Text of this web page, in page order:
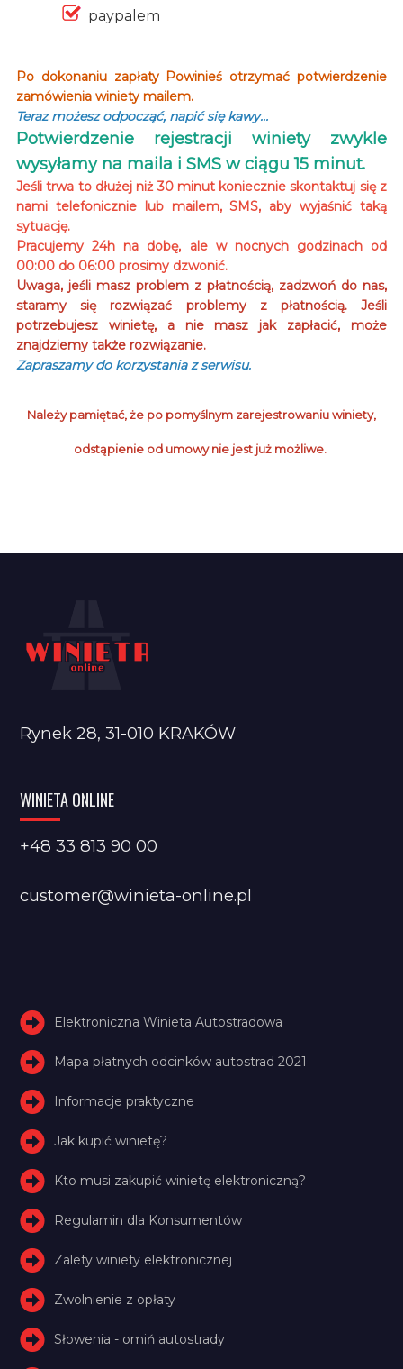
paypalem
Po dokonaniu zapłaty Powinieś otrzymać potwierdzenie
zamówienia winiety mailem.
Teraz możesz odpocząć, napić się kawy…
Potwierdzenie rejestracji winiety zwykle
wysyłamy na maila i SMS w ciągu 15 minut.
Jeśli trwa to dłużej niż 30 minut koniecznie skontaktuj się z
nami telefonicznie lub mailem, SMS, aby wyjaśnić taką
sytuację.
Pracujemy 24h na dobę, ale w nocnych godzinach od
00:00 do 06:00 prosimy dzwonić.
Uwaga, jeśli masz problem z płatnością, zadzwoń do nas,
staramy się rozwiązać problemy z płatnością. Jeśli
potrzebujesz winietę, a nie masz jak zapłacić, może
znajdziemy także rozwiązanie.
Zapraszamy do korzystania z serwisu.
Należy pamiętać, że po pomyślnym zarejestrowaniu winiety,
odstąpienie od umowy nie jest już możliwe.
Rynek 28, 31-010 KRAKÓW
WINIETA ONLINE
+48 33 813 90 00
customer@winieta-online.pl
Elektroniczna Winieta Autostradowa
Mapa płatnych odcinków autostrad 2021
Informacje praktyczne
Jak kupić winietę?
Kto musi zakupić winietę elektroniczną?
Regulamin dla Konsumentów
Zalety winiety elektronicznej
Zwolnienie z opłaty
Słowenia - omiń autostrady